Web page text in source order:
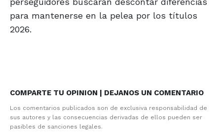
para mantenerse en la pelea por los títulos
2026.
COMPARTE TU OPINION | DEJANOS UN COMENTARIO
Los comentarios publicados son de exclusiva responsabilidad de
sus autores y las consecuencias derivadas de ellos pueden ser
pasibles de sanciones legales.